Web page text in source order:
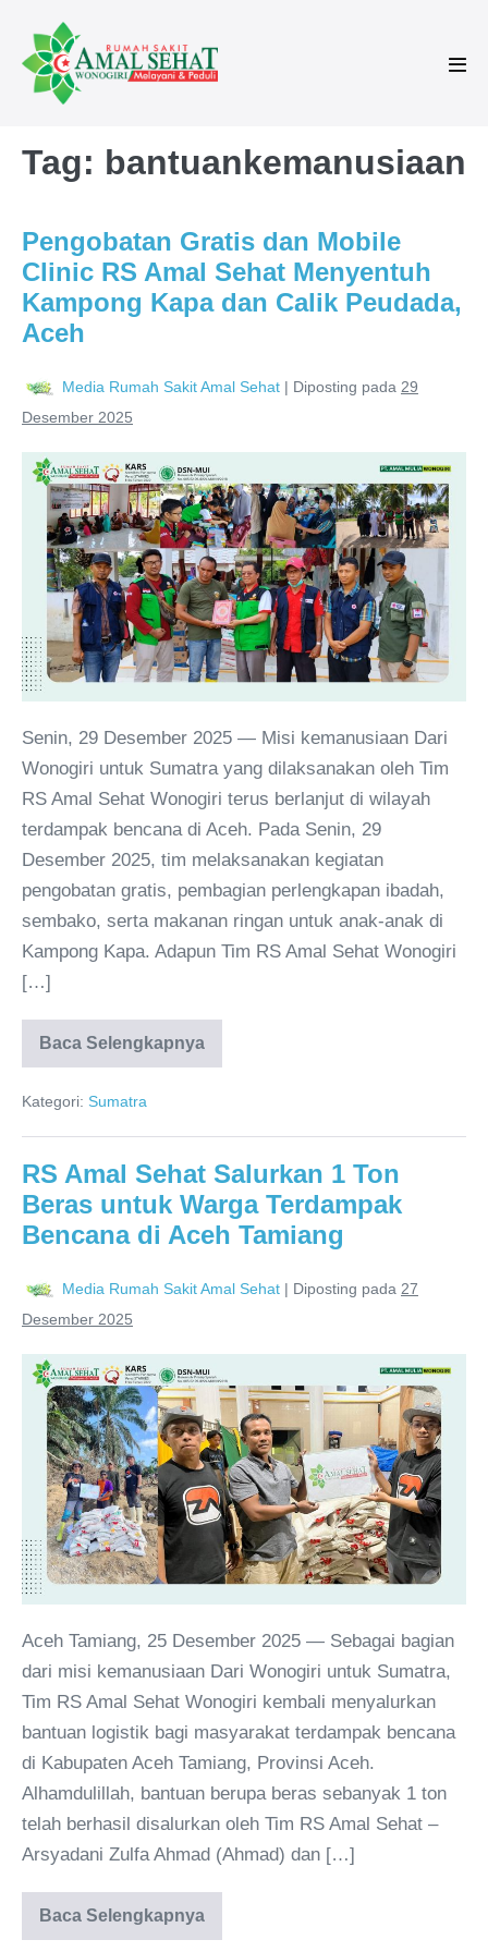
Tag: bantuankemanusiaan
Pengobatan Gratis dan Mobile
Clinic RS Amal Sehat Menyentuh
Kampong Kapa dan Calik Peudada,
Aceh
Media Rumah Sakit Amal Sehat | Diposting pada 29
Desember 2025
Senin, 29 Desember 2025 — Misi kemanusiaan Dari
Wonogiri untuk Sumatra yang dilaksanakan oleh Tim
RS Amal Sehat Wonogiri terus berlanjut di wilayah
terdampak bencana di Aceh. Pada Senin, 29
Desember 2025, tim melaksanakan kegiatan
pengobatan gratis, pembagian perlengkapan ibadah,
sembako, serta makanan ringan untuk anak-anak di
Kampong Kapa. Adapun Tim RS Amal Sehat Wonogiri
[…]
Baca Selengkapnya
Kategori: Sumatra
RS Amal Sehat Salurkan 1 Ton
Beras untuk Warga Terdampak
Bencana di Aceh Tamiang
Media Rumah Sakit Amal Sehat | Diposting pada 27
Desember 2025
Aceh Tamiang, 25 Desember 2025 — Sebagai bagian
dari misi kemanusiaan Dari Wonogiri untuk Sumatra,
Tim RS Amal Sehat Wonogiri kembali menyalurkan
bantuan logistik bagi masyarakat terdampak bencana
di Kabupaten Aceh Tamiang, Provinsi Aceh.
Alhamdulillah, bantuan berupa beras sebanyak 1 ton
telah berhasil disalurkan oleh Tim RS Amal Sehat –
Arsyadani Zulfa Ahmad (Ahmad) dan […]
Baca Selengkapnya